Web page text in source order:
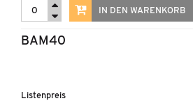
IN DEN WARENKORB
BAM40
Listenpreis